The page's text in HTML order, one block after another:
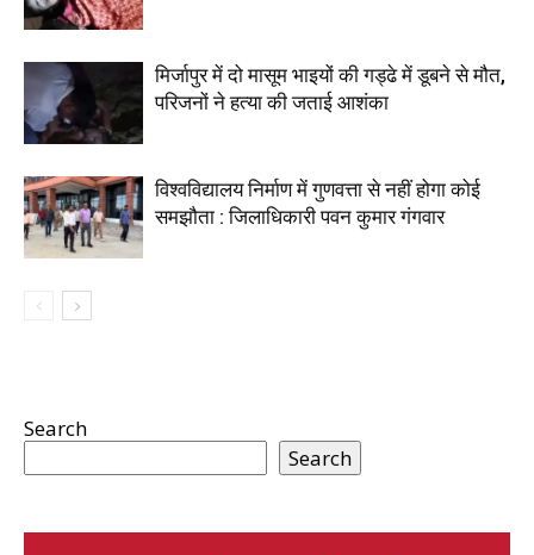
मिर्जापुर में दो मासूम भाइयों की गड्ढे में डूबने से मौत,
परिजनों ने हत्या की जताई आशंका
विश्वविद्यालय निर्माण में गुणवत्ता से नहीं होगा कोई
समझौता : जिलाधिकारी पवन कुमार गंगवार
Search
Search